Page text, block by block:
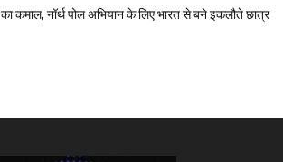
कमाल, नॉर्थ पोल अभियान के लिए भारत से बने इकलौते छात्र